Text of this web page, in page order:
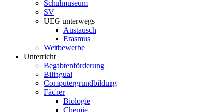
Schulmuseum
SV
UEG unterwegs
Austausch
Erasmus
Wettbewerbe
Unterricht
Begabtenförderung
Bilingual
Computergrundbildung
Fächer
Biologie
Chemie